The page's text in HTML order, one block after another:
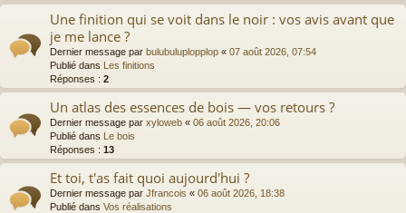
Une finition qui se voit dans le noir : vos avis avant que
je me lance ?
Dernier message par bulubuluplopplop « 07 août 2026, 07:54
Publié dans Les finitions
Réponses : 2
Un atlas des essences de bois — vos retours ?
Dernier message par xyloweb « 06 août 2026, 20:06
Publié dans Le bois
Réponses : 13
Et toi, t'as fait quoi aujourd'hui ?
Dernier message par Jfrancois « 06 août 2026, 18:38
Publié dans Vos réalisations